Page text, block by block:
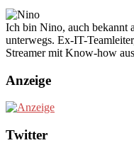
Ich bin Nino, auch bekannt
unterwegs. Ex-IT-
Streamer mit Know-how
Anzeige
Twitter